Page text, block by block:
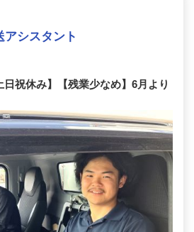
シスタント
日祝休み】【残業少なめ】6月より